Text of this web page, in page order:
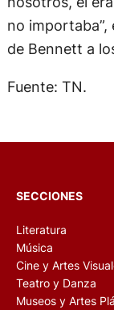
no importaba”,
de Bennett a
Fuente: TN.
SECCIONES
Literatura
Música
Cine y Artes
Teatro y Danza
Museos y Artes